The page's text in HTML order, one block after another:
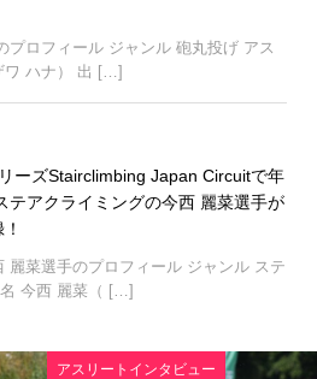
プロフィール ジャンル 砲丸投げ アス
ワ ハナ） 出 […]
ーズStairclimbing Japan Circuitで年
テアクライミングの今西 麗菜選手が
麗菜選手のプロフィール ジャンル ステ
今西 麗菜（ […]
アスリートインタビュー